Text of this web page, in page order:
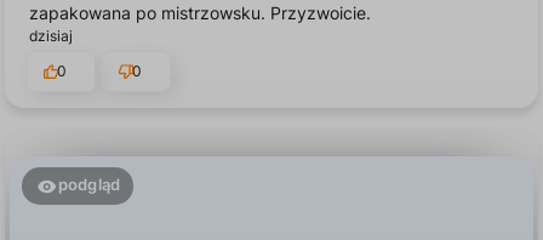
zapakowana po mistrzowsku. Przyzwoicie.
dzisiaj
0
0
podgląd